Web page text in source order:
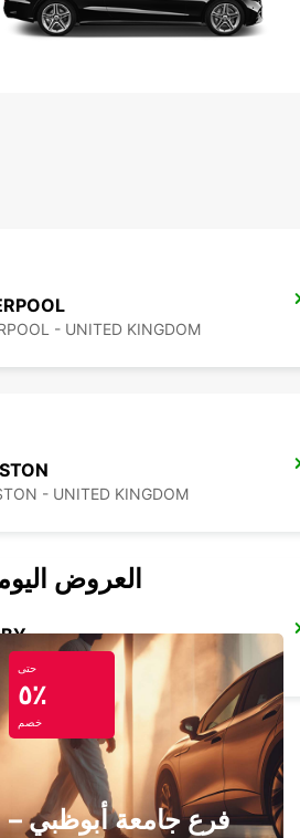
- UNITED KINGDOM
- UNITED KINGDOM
- UNITED KINGDOM
العروض
حتى
٥٪
خصم
فرع جامعة أبوظبي –